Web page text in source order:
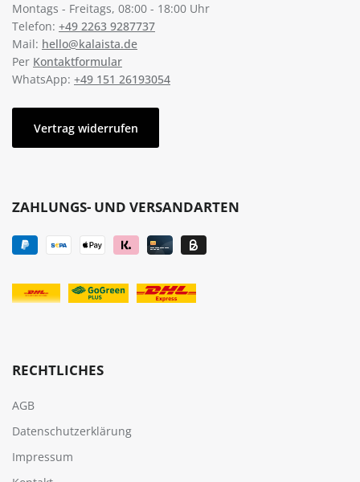
Montags - Freitags, 08:00 - 18:00 Uhr
Telefon: +49 2263 9287737
Mail: hello@kalaista.de
Per Kontaktformular
WhatsApp: +49 151 26193054
Vertrag widerrufen
ZAHLUNGS- UND VERSANDARTEN
RECHTLICHES
AGB
Datenschutzerklärung
Impressum